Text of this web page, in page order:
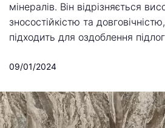
мінералів. Він відрізняється
зносостійкістю та
підходить для оздоблення
09/01/2024